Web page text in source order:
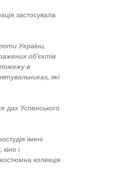
застосувала
України,
об’єктів
в
які
дах Успенського
імені
і
колекція